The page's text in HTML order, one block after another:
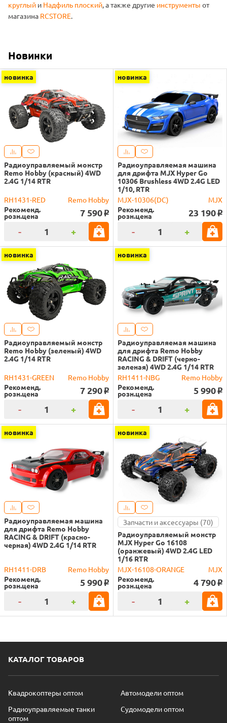
круглый и Надфиль плоский, а также другие инструменты от
магазина RCSTORE.
Новинки
новинка
Радиоуправляемый монстр
Remo Hobby (красный) 4WD
2.4G 1/14 RTR
RH1431-RED
Remo Hobby
Рекоменд.
розн.цена 7 590 o
- +
новинка
Радиоуправляемая машина
для дрифта MJX Hyper Go
10306 Brushless 4WD 2.4G LED
1/10, RTR
MJX-10306(DC)
MJX
Рекоменд.
розн.цена 23 190 o
- +
новинка
Радиоуправляемый монстр
Remo Hobby (зеленый) 4WD
2.4G 1/14 RTR
RH1431-GREEN
Remo Hobby
Рекоменд.
розн.цена 7 290 o
- +
новинка
Радиоуправляемая машина
для дрифта Remo Hobby
RACING & DRIFT (черно-
зеленая) 4WD 2.4G 1/14 RTR
RH1411-NBG
Remo Hobby
Рекоменд.
розн.цена 5 990 o
- +
новинка
Радиоуправляемая машина
для дрифта Remo Hobby
RACING & DRIFT (красно-
черная) 4WD 2.4G 1/14 RTR
RH1411-DRB
Remo Hobby
Рекоменд.
розн.цена 5 990 o
- +
новинка
Запчасти и аксессуары (70)
Радиоуправляемый монстр
MJX Hyper Go 16108
(оранжевый) 4WD 2.4G LED
1/16 RTR
MJX-16108-ORANGE
MJX
Рекоменд.
розн.цена 4 790 o
- +
КАТАЛОГ ТОВАРОВ
Квадрокоптеры оптом
Автомодели оптом
Радиоуправляемые танки
оптом
Судомодели оптом